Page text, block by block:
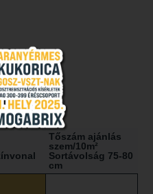
Tőszám ajánlás
szem/10m²
Sortávolság 75-80
cm